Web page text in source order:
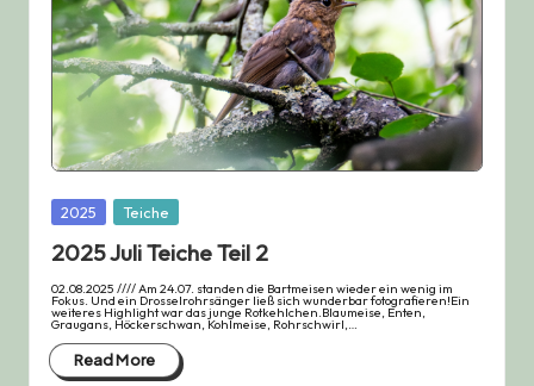
Posted
in2025 Teiche
2025 Juli Teiche Teil 2
02.08.2025 //// Am 24.07. standen die Bartmeisen wieder ein wenig im
Fokus. Und ein Drosselrohrsänger ließ sich wunderbar fotografieren!Ein
weiteres Highlight war das junge Rotkehlchen.Blaumeise, Enten,
Graugans, Höckerschwan, Kohlmeise, Rohrschwirl,…
Read More